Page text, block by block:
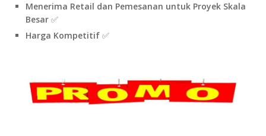
Menerima Retail dan Pemesanan untuk Proyek Skala
Besar ✅
Harga Kompetitif ✅